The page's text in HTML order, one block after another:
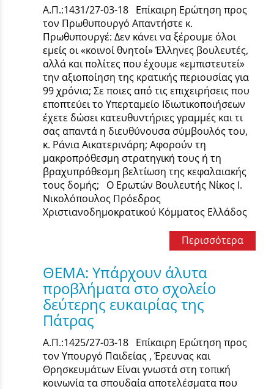
Α.Π.:1431/27-03-18 Επίκαιρη Ερώτηση προς
τον Πρωθυπουργό Απαντήστε κ.
Πρωθυπουργέ: Δεν κάνει να ξέρουμε όλοι
εμείς οι «κοινοί θνητοί» Έλληνες βουλευτές,
αλλά και πολίτες που έχουμε «εμπιστευτεί»
την αξιοποίηση της κρατικής περιουσίας για
99 χρόνια; Σε ποιες από τις επιχειρήσεις που
εποπτεύει το Υπερταμείο Ιδιωτικοποιήσεων
έχετε δώσει κατευθυντήριες γραμμές και τι
σας απαντά η διευθύνουσα σύμβουλός του,
κ. Ράνια Αικατερινάρη; Αφορούν τη
μακροπρόθεσμη στρατηγική τους ή τη
βραχυπρόθεσμη βελτίωση της κεφαλαιακής
τους δομής; Ο Ερωτών Βουλευτής Νίκος Ι.
Νικολόπουλος Πρόεδρος
Χριστιανοδημοκρατικού Κόμματος Ελλάδος
Περισσότερα
ΘΕΜΑ: Υπάρχουν άλυτα
προβλήματα στο σχολείο
δεύτερης ευκαιρίας της
Πάτρας
Α.Π.:1425/27-03-18 Επίκαιρη Ερώτηση προς
τον Υπουργό Παιδείας , Έρευνας και
Θρησκευμάτων Είναι γνωστά στη τοπική
κοινωνία τα σπουδαία αποτελέσματα που